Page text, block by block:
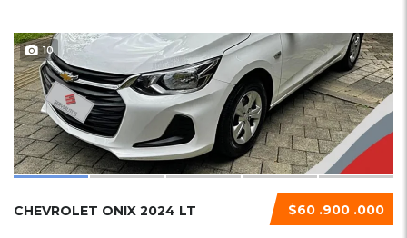
10
$60 .900 .000
CHEVROLET ONIX 2024 LT